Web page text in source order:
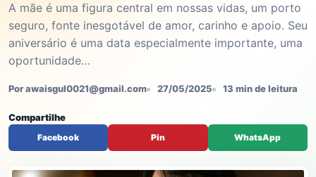
A mãe é uma figura central em nossas vidas, um porto
seguro, fonte inesgotável de amor, carinho e apoio. Seu
aniversário é uma data especialmente importante, uma
oportunidade…
Por awaisgul0021@gmail.com 27/05/2025 13 min de leitura
Compartilhe
Facebook Pin WhatsApp